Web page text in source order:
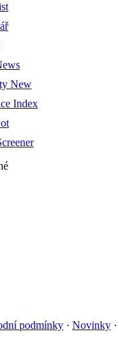
New
Index
podmínky · Novinky ·